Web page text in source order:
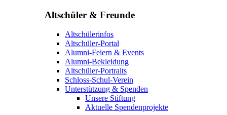
Altschüler & Freunde
Altschülerinfos
Altschüler-Portal
Alumni-Feiern & Events
Alumni-Bekleidung
Altschüler-Portraits
Schloss-Schul-Verein
Unterstützung & Spenden
Unsere Stiftung
Aktuelle Spendenprojekte